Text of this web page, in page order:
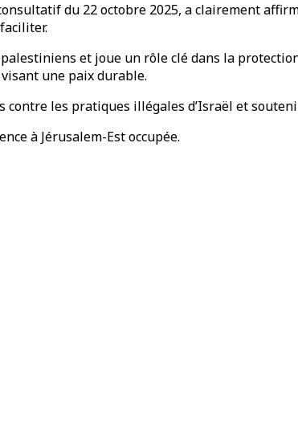
du 22 octobre 2025, a clairement
et joue un rôle clé dans la
une paix durable.
les pratiques illégales d’Israël et
à Jérusalem-Est occupée.